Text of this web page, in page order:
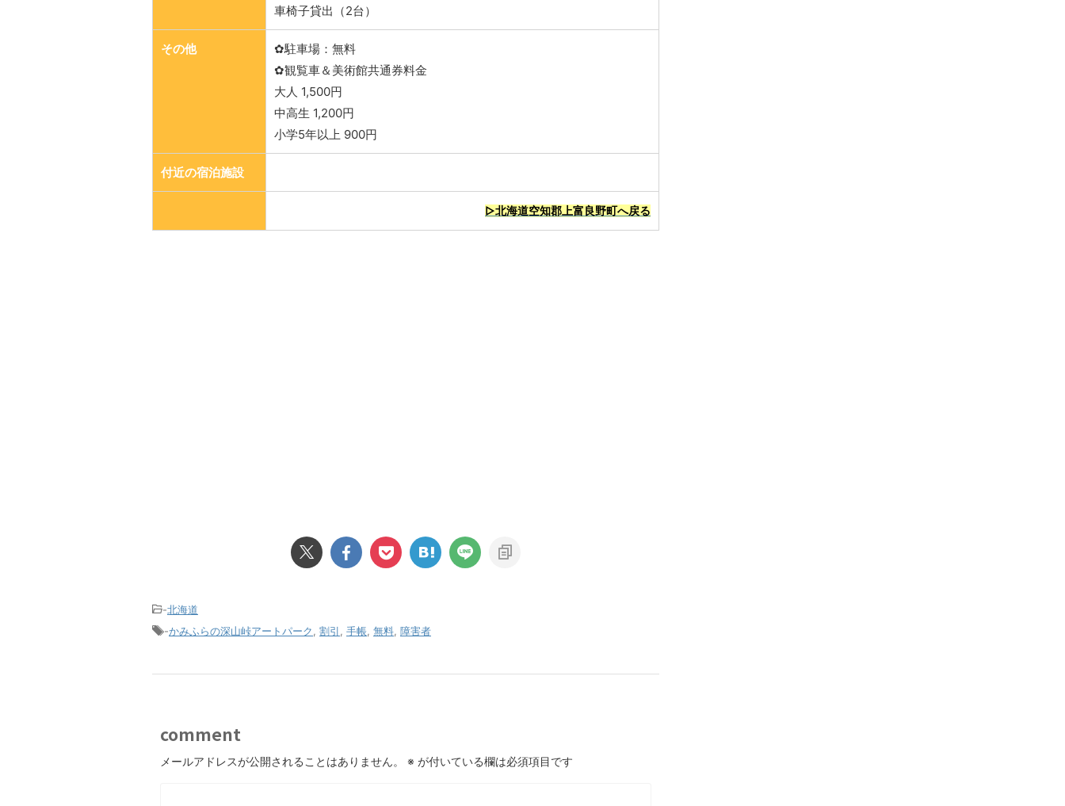
車椅子貸出（2台）
その他
✿駐車場：無料
✿観覧車＆美術館共通券料金
大人 1,500円
中高生 1,200円
小学5年以上 900円
付近の宿泊施設
▷北海道空知郡上富良野町へ戻る
-北海道
-かみふらの深山峠アートパーク 割引 手帳 無料 障害者
comment
メールアドレスが公開されることはありません。 ※ が付いている欄は必須項目です